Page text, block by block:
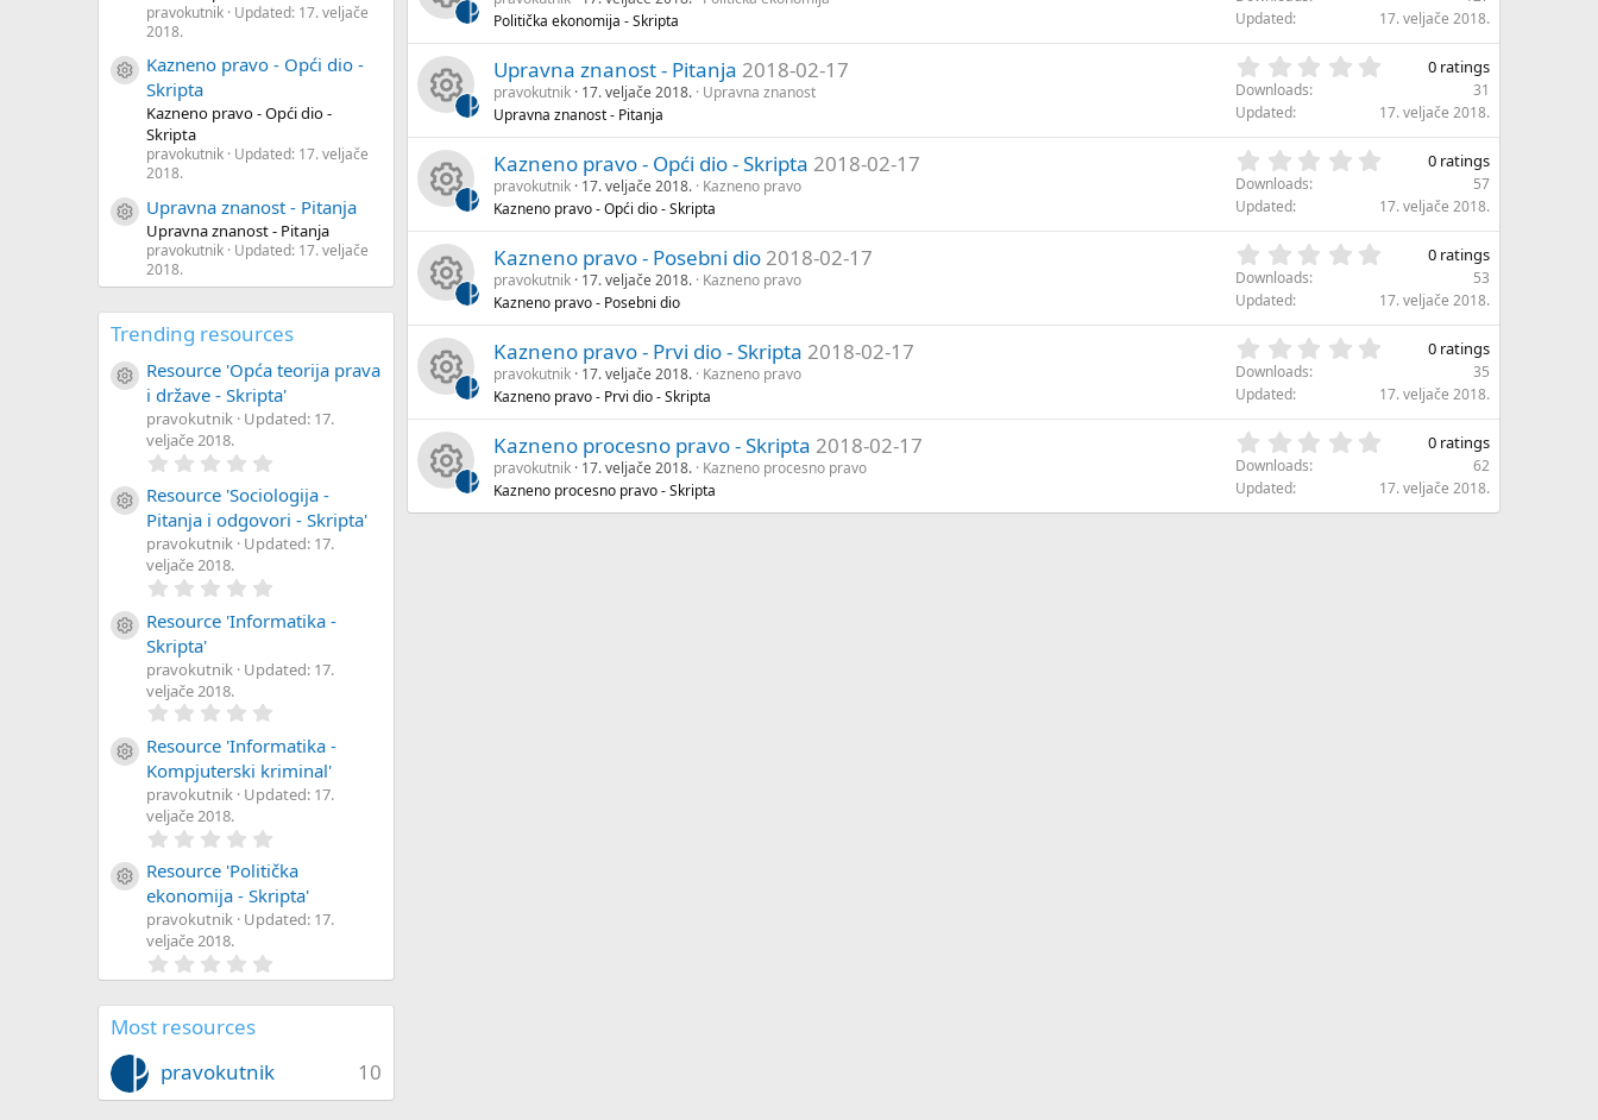
pravokutnik Updated: 17. veljače
2018.
Resource icon
Kazneno pravo - Opći dio -
Skripta
Kazneno pravo - Opći dio -
Skripta
pravokutnik Updated: 17. veljače
2018.
Resource icon
Upravna znanost - Pitanja
Upravna znanost - Pitanja
pravokutnik Updated: 17. veljače
2018.
Trending resources
Resource icon
Resource 'Opća teorija prava
i države - Skripta'
pravokutnik Updated: 17.
veljače 2018.
0
0
s
t
s
Resource icon
Resource 'Sociologija -
Pitanja i odgovori - Skripta'
pravokutnik Updated: 17.
veljače 2018.
0
t
s
)
Resource icon
Resource 'Informatika -
Skripta'
pravokutnik Updated: 17.
veljače 2018.
0
0
s
t
s
)
Resource icon
Resource 'Informatika -
Kompjuterski kriminal'
pravokutnik Updated: 17.
veljače 2018.
0
0
s
t
(
)
Resource icon
Resource 'Politička
ekonomija - Skripta'
pravokutnik Updated: 17.
veljače 2018.
,
0
a
r
(
Most resources
10
pravokutnik
o
n
e
ic
o
n
u
rc
e
ic
o
n
s
o
u
rc
e
ic
o
n
a
r
(
R
e
s
o
u
rc
e
ic
o
n
Politička ekonomija - Skripta
0
0
a
r
(
Updated
17. veljače 2018.
R
e
s
o
u
rc
e
ic
o
Upravna znanost - Pitanja 2018-02-17
pravokutnik 17. veljače 2018. Upravna znanost
Upravna znanost - Pitanja
0
0
a
r
(
0 ratings
Downloads
31
Updated
17. veljače 2018.
R
e
s
o
u
rc
e
Kazneno pravo - Opći dio - Skripta 2018-02-17
pravokutnik 17. veljače 2018. Kazneno pravo
Kazneno pravo - Opći dio - Skripta
0
0
a
r
(
0 ratings
Downloads
57
Updated
17. veljače 2018.
R
e
s
o
u
Kazneno pravo - Posebni dio 2018-02-17
pravokutnik 17. veljače 2018. Kazneno pravo
Kazneno pravo - Posebni dio
0
0
a
r
(
0 ratings
Downloads
53
Updated
17. veljače 2018.
R
e
s
Kazneno pravo - Prvi dio - Skripta 2018-02-17
pravokutnik 17. veljače 2018. Kazneno pravo
Kazneno pravo - Prvi dio - Skripta
0
0
a
r
(
0 ratings
Downloads
35
Updated
17. veljače 2018.
R
Kazneno procesno pravo - Skripta 2018-02-17
pravokutnik 17. veljače 2018. Kazneno procesno pravo
Kazneno procesno pravo - Skripta
0
0
0 ratings
Downloads
62
Updated
17. veljače 2018.